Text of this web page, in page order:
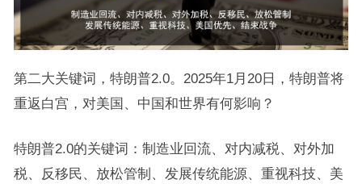
第二大关键词，特朗普2.0。2025年1月20日，特朗普将
重返白宫，对美国、中国和世界有何影响？
特朗普2.0的关键词：制造业回流、对内减税、对外加
税、反移民、放松管制、发展传统能源、重视科技、美